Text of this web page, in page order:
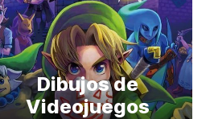
Dibujos de
Videojuegos